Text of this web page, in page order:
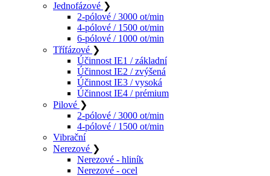
Jednofázové ❯
2-pólové / 3000 ot/min
4-pólové / 1500 ot/min
6-pólové / 1000 ot/min
Třífázové ❯
Účinnost IE1 / základní
Účinnost IE2 / zvýšená
Účinnost IE3 / vysoká
Účinnost IE4 / prémium
Pilové ❯
2-pólové / 3000 ot/min
4-pólové / 1500 ot/min
Vibrační
Nerezové ❯
Nerezové - hliník
Nerezové - ocel